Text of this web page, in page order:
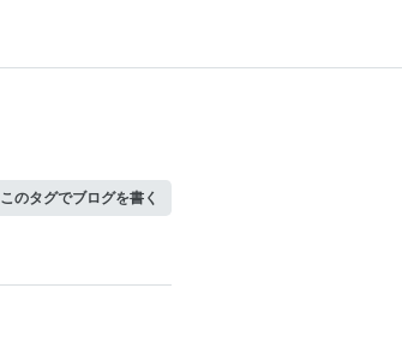
このタグでブログを書く